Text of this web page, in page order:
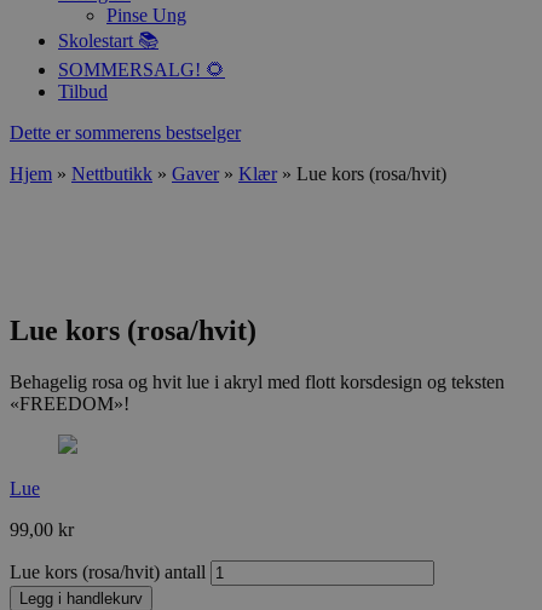
Pinse Ung
Skolestart 📚
SOMMERSALG! 🌻
Tilbud
Dette er sommerens bestselger
Hjem » Nettbutikk » Gaver» Klær» Lue kors (rosa/hvit)
Lue kors (rosa/hvit)
Behagelig rosa og hvit lue i akryl med flott korsdesign og teksten
«FREEDOM»!
Lue
99,00 kr
Lue kors (rosa/hvit) antall
Legg i handlekurv